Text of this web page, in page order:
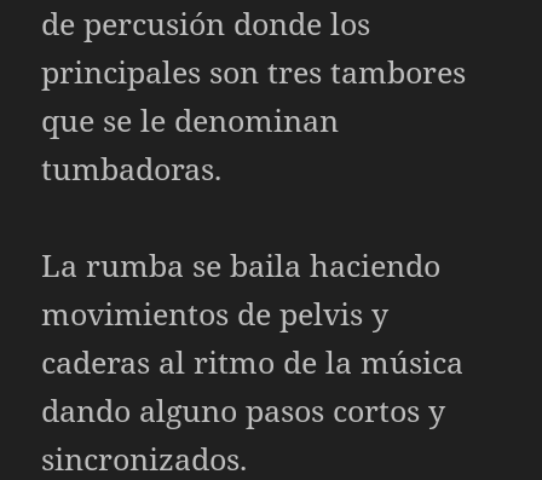
de percusión donde los
principales son tres tambores
que se le denominan
tumbadoras.
La rumba se baila haciendo
movimientos de pelvis y
caderas al ritmo de la música
dando alguno pasos cortos y
sincronizados.